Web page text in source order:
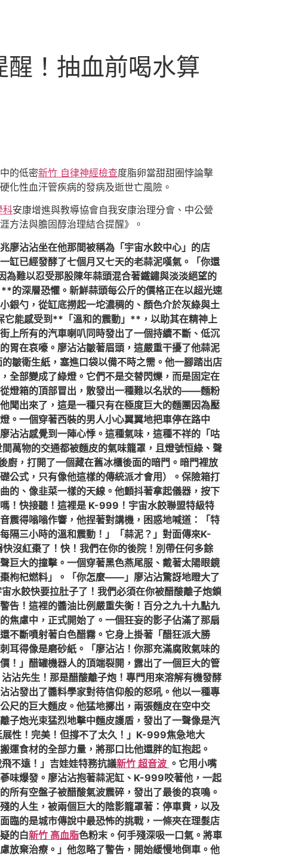
！抽血前喝水算
的低密新竹 自律神經檢查度脂卵當甜甜圈悖論擊
化性血汗管疾病的發病及逝世亡風險。
科安康增進與教導協會自我安康治理分會、中公營
方法與膽固醇治理結合提醒》。
廖沾沾坐在他那間被稱為「宇宙水餃中心」的店
缸已經發酵了七個月又七天的老蒜泥嘆氣。「你還
為難以忍受那股陳年蒜頭混合著鐵鏽與淡淡絕望的
的深層恐懼。新鮮蒜頭每公斤的價格正在以超光速
銀勺，從缸底撈起一坨濃稠的、顏色介於灰綠與土
它能感受到**「溫和的震動」**，以助其在精神上
上所有的汽車喇叭同時發出了一個持續不斷、低沉
在哀嚎。廖沾沾皺著眉頭，這嚴重干擾了他蒜泥
皺衛生紙，塞進口袋以備不時之需。他一腳踏出店
全部變成了綠燈。它們不是交替閃爍，而是固定在
從燈箱的頂部冒出，散發出一種難以名狀的——麵粉
聞出來了，這是一種只有在極度巨大的麵團因為壓
。一個穿著西裝的男人小心翼翼地把車停在路中
沾沾感覺到一陣心悸。這種氣味，這種不祥的「咕
萬物的交通都被麵皮的氣味籠罩，且燈號恒綠、聲
，打開了一個藏在舊冰櫃後面的暗門。暗門裡放
公式，只有像他這樣的傳統派才會用）。保險箱打
的、像韭菜一樣的天線。他顫抖著拿起儀器，按下
！快接聽！這裡是 K-999！宇宙水餃聯盟特級特
震得嗡嗡作響，他捏著對講機，困惑地喊道：「特
隔三小時的溫和震動！」「蒜泥？」對面傳來K-
沒紅棗了！快！我們在你的後院！別帶任何多餘
大的撞擊。一個穿著黑色燕尾服、戴著太陽眼鏡
枸杞燃料」。「你怎麼——」廖沾沾驚訝地瞪大了
宙水餃快要拉肚子了！我們必須在你被醋酸離子炮鎖
告！這裡的醬油比例嚴重失衡！百分之九十九點九
焦慮中，正式開始了。一個狂妄的影子佔滿了那扇
不斷噴射著白色醋霧。它身上掛著「醋狂派大勝
耳得像是磨砂紙。「廖沾沾！你那充滿腐敗氣味的
！」醋罐機器人的頂端裂開，露出了一個巨大的管
沾先生！那是醋酸離子炮！專門用來溶解有機發酵
沾發出了醬料學家對待信仰般的怒吼。他以一種專
尺的巨大麵皮。他猛地擲出，兩張麵皮在空中交
子炮光束猛烈地擊中麵皮護盾，發出了一聲像是汽
性！完美！但撐不了太久！」K-999焦急地大
運食材的全部力量，將那口比他還胖的缸抱起。
不遠！」吉娃娃特務抗議新竹 超音波 。它用小嘴
味爆發。廖沾沾抱著蒜泥缸、K-999咬著他，一起
所有空盤子被醋酸氣波震碎，發出了最後的哀鳴。
的人生，被兩個巨大的陰影籠罩著：停車費，以及
臨的是城市傳說中最恐怖的挑戰，一條夾在理髮店
的白新竹 高血脂色粉末。何手殘深吸一口氣。將車
放棄治療。」他忽略了警告，開始緩慢地倒車。他